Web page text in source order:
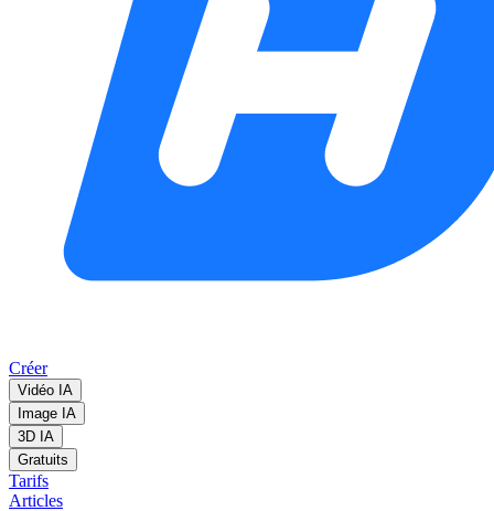
Créer
Vidéo IA
Image IA
3D IA
Gratuits
Tarifs
Articles